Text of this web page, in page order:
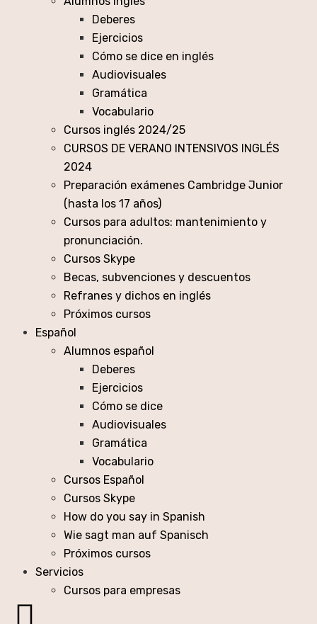
Deberes
Ejercicios
Cómo se dice en inglés
Audiovisuales
Gramática
Vocabulario
Cursos inglés 2024/25
CURSOS DE VERANO INTENSIVOS INGLÉS
2024
Preparación exámenes Cambridge Junior
(hasta los 17 años)
Cursos para adultos: mantenimiento y
pronunciación.
Cursos Skype
Becas, subvenciones y descuentos
Refranes y dichos en inglés
Próximos cursos
Español
Alumnos español
Deberes
Ejercicios
Cómo se dice
Audiovisuales
Gramática
Vocabulario
Cursos Español
Cursos Skype
How do you say in Spanish
Wie sagt man auf Spanisch
Próximos cursos
Servicios
Cursos para empresas